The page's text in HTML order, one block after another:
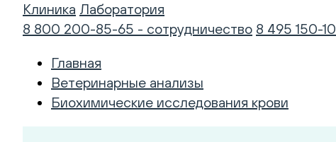
Клиника Лаборатория
8 800 200-85-65 - сотрудничество 8 495 150-
Главная
Ветеринарные анализы
Биохимические исследования крови